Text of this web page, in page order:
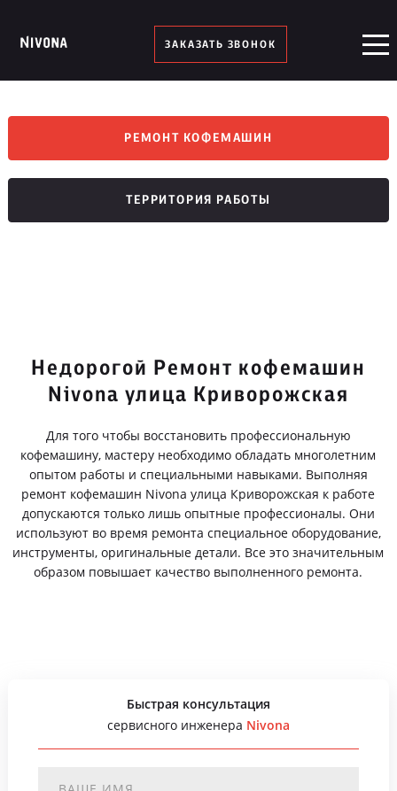
ЗАКАЗАТЬ ЗВОНОК
РЕМОНТ КОФЕМАШИН
ТЕРРИТОРИЯ РАБОТЫ
Недорогой Ремонт кофемашин
Nivona улица Криворожская
Для того чтобы восстановить профессиональную
кофемашину, мастеру необходимо обладать многолетним
опытом работы и специальными навыками. Выполняя
ремонт кофемашин Nivona улица Криворожская к работе
допускаются только лишь опытные профессионалы. Они
используют во время ремонта специальное оборудование,
инструменты, оригинальные детали. Все это значительным
образом повышает качество выполненного ремонта.
Быстрая консультация
сервисного инженера Nivona